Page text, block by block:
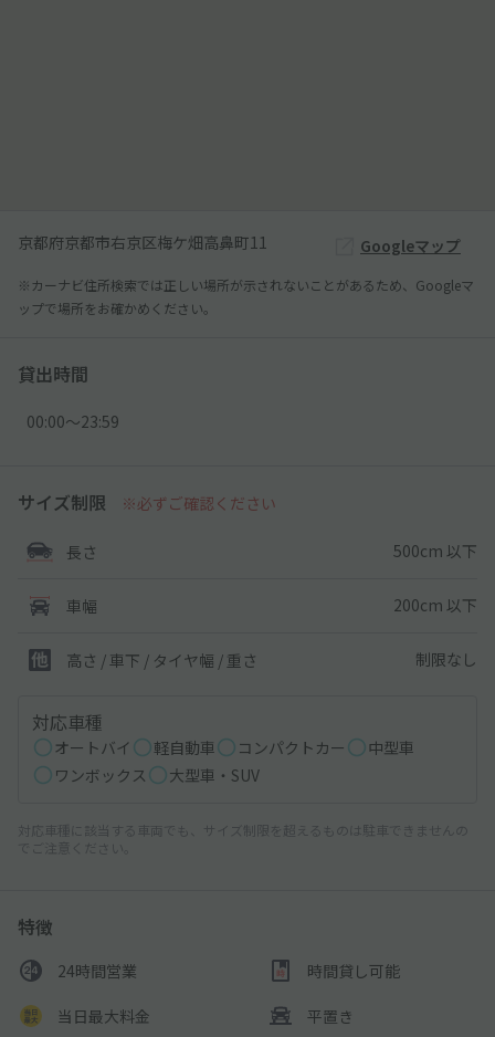
京都府京都市右京区梅ケ畑高鼻町11 Googleマップ
※カーナビ住所検索では正しい場所が示されないことがあるため、Googleマ
ップで場所をお確かめください。
貸出時間
00:00〜23:59
サイズ制限 ※必ずご確認ください
長さ 500cm 以下
車幅 200cm 以下
高さ / 車下 / タイヤ幅 / 重さ 制限なし
対応車種
オートバイ 軽自動車 コンパクトカー
中型車
ワンボックス
大型車・SUV
対応車種に該当する車両でも、サイズ制限を超えるものは駐車できませんの
でご注意ください。
特徴
24時間営業 時間貸し可能
当日最大料金 平置き